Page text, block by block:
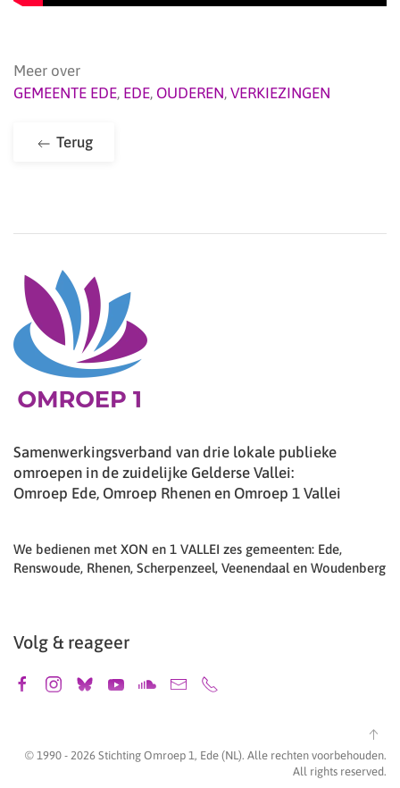
Meer over
GEMEENTE EDE, EDE, OUDEREN, VERKIEZINGEN
Terug
Samenwerkingsverband van drie lokale publieke
omroepen in de zuidelijke Gelderse Vallei:
Omroep Ede, Omroep Rhenen en Omroep 1 Vallei
We bedienen met XON en 1 VALLEI zes gemeenten: Ede,
Renswoude, Rhenen, Scherpenzeel, Veenendaal en Woudenberg
Volg & reageer
© 1990 - 2026 Stichting Omroep 1, Ede (NL). Alle rechten voorbehouden.
All rights reserved.